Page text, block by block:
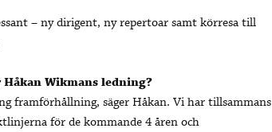
– ny dirigent, ny repertoar samt körresa till
Wikmans ledning?
framförhållning, säger Håkan. Vi har tillsammans
för de kommande 4 åren och